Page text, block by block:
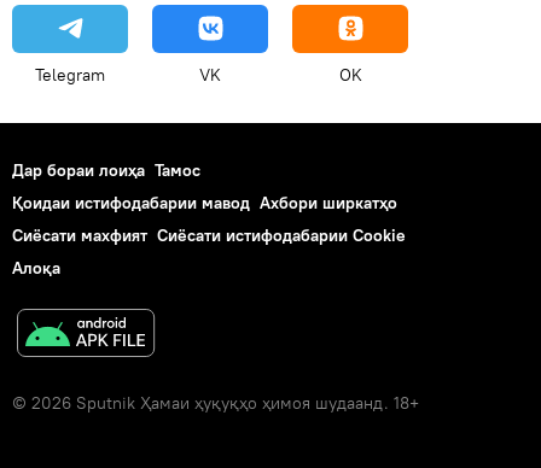
Telegram VK OK
Дар бораи лоиҳа Тамос
Қоидаи истифодабарии мавод Ахбори ширкатҳо
Сиёсати махфият Сиёсати истифодабарии Cookie
Алоқа
© 2026 Sputnik Ҳамаи ҳуқуқҳо ҳимоя шудаанд. 18+